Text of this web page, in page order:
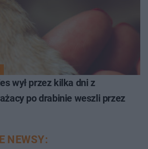
wył przez kilka dni z
po drabinie weszli przez
NEWSY: